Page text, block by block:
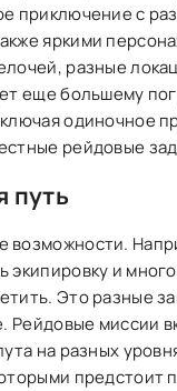
приключение с
яркими
разные
еще большему
одиночное
рейдовые
путь
возможности.
экипировку и
Это разные
Рейдовые миссии
на разных
предстоит